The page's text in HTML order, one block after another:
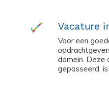
Vacature
Voor een
domein. Deze
gepasseerd, is